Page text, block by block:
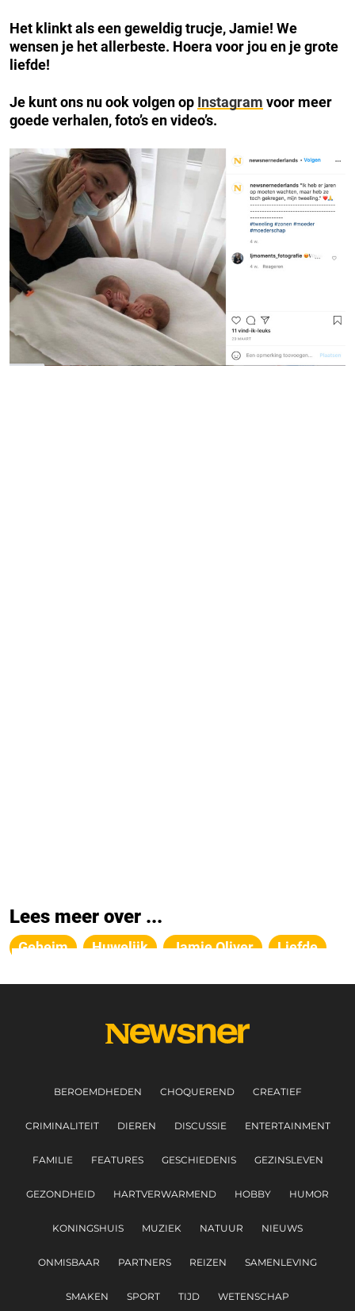
Het klinkt als een geweldig trucje, Jamie! We
wensen je het allerbeste. Hoera voor jou en je grote
liefde!
Je kunt ons nu ook volgen op Instagram voor meer
goede verhalen, foto’s en video’s.
Lees meer over ...
Geheim Huwelijk Jamie Oliver Liefde
BEROEMDHEDEN CHOQUEREND CREATIEF
CRIMINALITEIT DIEREN DISCUSSIE ENTERTAINMENT
FAMILIE FEATURES GESCHIEDENIS GEZINSLEVEN
GEZONDHEID HARTVERWARMEND HOBBY HUMOR
KONINGSHUIS MUZIEK NATUUR NIEUWS
ONMISBAAR PARTNERS REIZEN SAMENLEVING
SMAKEN SPORT TIJD WETENSCHAP